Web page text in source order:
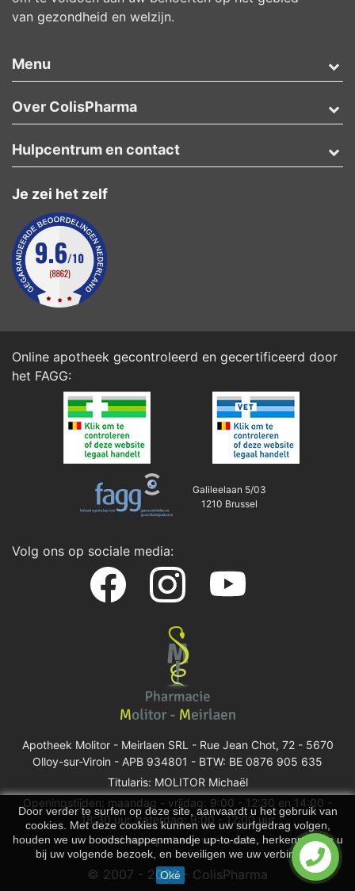
van gezondheid en welzijn.
Menu
Over ColisPharma
Door verder te surfen op deze site, aanvaardt u het gebruik van
cookies. Met deze cookies kunnen we uw surfgedrag volgen,
houden we uw boodschappenmandje up-to-date, herkennen we u
bij uw volgende bezoek, en beveiligen we uw verbinding.
Oké
Je zei het zelf
Hulpcentrum en contact
Online apotheek gecontroleerd en gecertificeerd door
het FAGG:
Galileelaan 5/03
1210 Brussel
Volg ons op sociale media:
Apotheek Molitor - Meirlaen SRL - Rue Jean Chot, 72 - 5670
Olloy-sur-Viroin - APB 934801 - BTW: BE 0876 905 635
Titularis: MOLITOR Michaël
Openingstijden: maandag - vrijdag: 9:00 - 12:30 en 14:00 -
18:30 uur, zaterdag: 9:00 - 12:00 uur
Vind een apotheek van wacht
© 2007 - 2026 - ColisPharma